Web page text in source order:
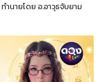
ำนายโดย อ.อาวุธจับยาม